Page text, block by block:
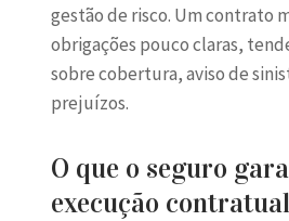
gestão de risco. Um contrato
obrigações pouco claras,
sobre cobertura, aviso de
prejuízos.
O que o seguro
execução